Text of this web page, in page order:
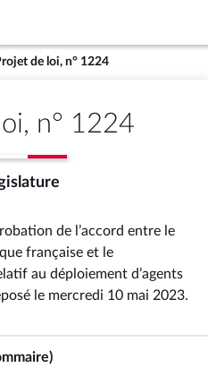
de loi, n° 1224
n° 1224
de l’accord entre le
française et le
au déploiement d’agents
le mercredi 10 mai 2023.